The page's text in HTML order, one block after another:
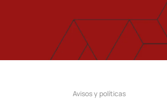
Avisos y políticas